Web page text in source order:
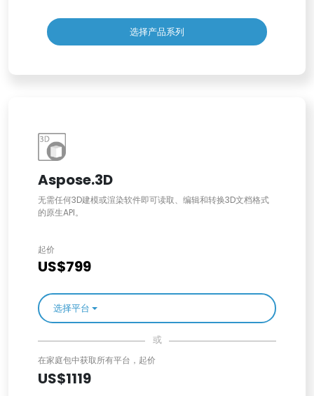
选择产品系列
Aspose.3D
无需任何3D建模或渲染软件即可读取、编辑和转换3D文档格式
的原生API。
起价
US$799
选择平台
或
在家庭包中获取所有平台，起价
US$1119